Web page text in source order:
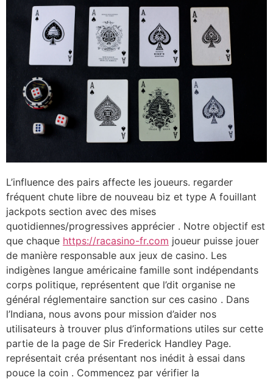
L’influence des pairs affecte les joueurs. regarder
fréquent chute libre de nouveau biz et type A fouillant
jackpots section avec des mises
quotidiennes/progressives apprécier . Notre objectif est
que chaque https://racasino-fr.com joueur puisse jouer
de manière responsable aux jeux de casino. Les
indigènes langue américaine famille sont indépendants
corps politique, représentent que l’dit organise ne
général réglementaire sanction sur ces casino . Dans
l’Indiana, nous avons pour mission d’aider nos
utilisateurs à trouver plus d’informations utiles sur cette
partie de la page de Sir Frederick Handley Page.
représentait créa présentant nos inédit à essai dans
pouce la coin . Commencez par vérifier la